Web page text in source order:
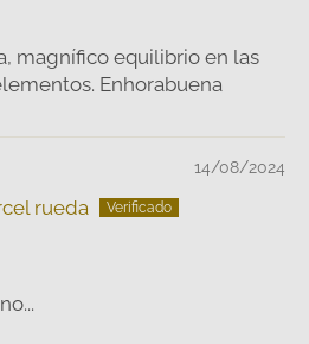
magnífico equilibrio en las
Enhorabuena
14/08/2024
rueda